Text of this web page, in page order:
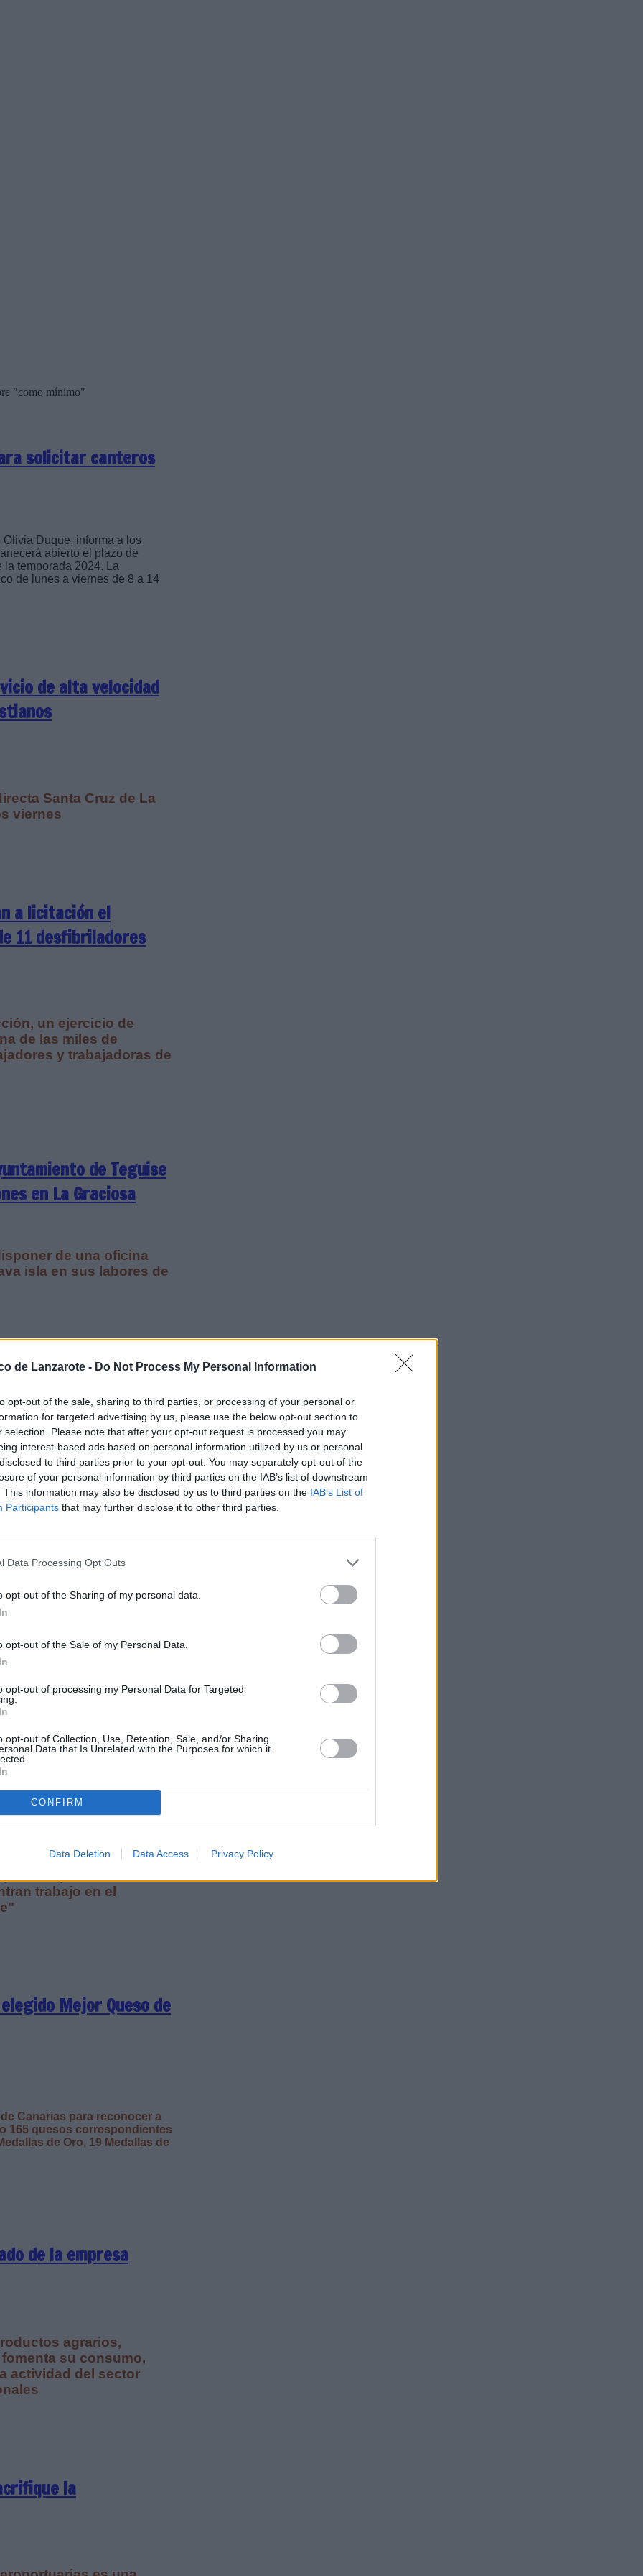
de Lanzarote - Do Not Process My Personal Information
opt-out of the sale, sharing to third parties, or processing of your personal or
for targeted advertising by us, please use the below opt-out section to
selection. Please note that after your opt-out request is processed you may
interest-based ads based on personal information utilized by us or personal
to third parties prior to your opt-out. You may separately opt-out of the
of your personal information by third parties on the IAB’s list of downstream
This information may also be disclosed by us to third parties on the IAB’s List of
Participants that may further disclose it to other third parties.
Data Processing Opt Outs
opt-out of the Sharing of my personal data.
opt-out of the Sale of my Personal Data.
opt-out of processing my Personal Data for Targeted
opt-out of Collection, Use, Retention, Sale, and/or Sharing
Data that Is Unrelated with the Purposes for which it
CONFIRM
Data Deletion Data Access Privacy Policy
"como mínimo"
solicitar canteros
Duque, informa a los
abierto el plazo de
temporada 2024. La
de lunes a viernes de 8 a 14
de alta velocidad
Santa Cruz de La
viernes
a licitación el
11 desfibriladores
un ejercicio de
de las miles de
y trabajadoras de
de Teguise
en La Graciosa
de una oficina
isla en sus labores de
un 30% de
entre el 1 de
Isla de Lanzarote
del Turismo
para
públicas
encuentro con el
al Cabildo un pliego
"suplir deficiencias
trabajo en el
Mejor Queso de
Canarias para reconocer a
165 quesos correspondientes
de Oro, 19 Medallas de
de la empresa
agrarios,
su consumo,
actividad del sector
la